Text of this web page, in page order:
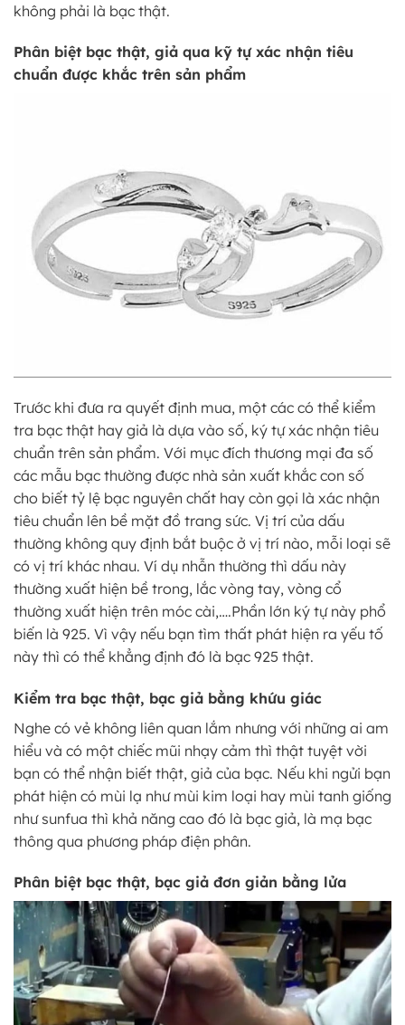
không phải là bạc thật.
Phân biệt bạc thật, giả qua kỹ tự xác nhận tiêu
chuẩn được khắc trên sản phẩm
Trước khi đưa ra quyết định mua, một các có thể kiểm
tra bạc thật hay giả là dựa vào số, ký tự xác nhận tiêu
chuẩn trên sản phẩm. Với mục đích thương mại đa số
các mẫu bạc thường được nhà sản xuất khắc con số
cho biết tỷ lệ bạc nguyên chất hay còn gọi là xác nhận
tiêu chuẩn lên bề mặt đồ trang sức. Vị trí của dấu
thường không quy định bắt buộc ở vị trí nào, mỗi loại sẽ
có vị trí khác nhau. Ví dụ nhẫn thường thì dấu này
thường xuất hiện bề trong, lắc vòng tay, vòng cổ
thường xuất hiện trên móc cài,….Phần lớn ký tự này phổ
biến là 925. Vì vậy nếu bạn tìm thất phát hiện ra yếu tố
này thì có thể khẳng định đó là bạc 925 thật.
Kiểm tra bạc thật, bạc giả bằng khứu giác
Nghe có vẻ không liên quan lắm nhưng với những ai am
hiểu và có một chiếc mũi nhạy cảm thì thật tuyệt vời
bạn có thể nhận biết thật, giả của bạc. Nếu khi ngửi bạn
phát hiện có mùi lạ như mùi kim loại hay mùi tanh giống
như sunfua thì khả năng cao đó là bạc giả, là mạ bạc
thông qua phương pháp điện phân.
Phân biệt bạc thật, bạc giả đơn giản bằng lửa